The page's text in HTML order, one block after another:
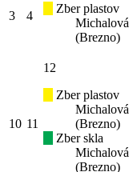
3 4
Zber plastov
Michalová
(Brezno)
10 11
12
Zber plastov
Michalová
(Brezno)
Zber skla
Michalová
(Brezno)